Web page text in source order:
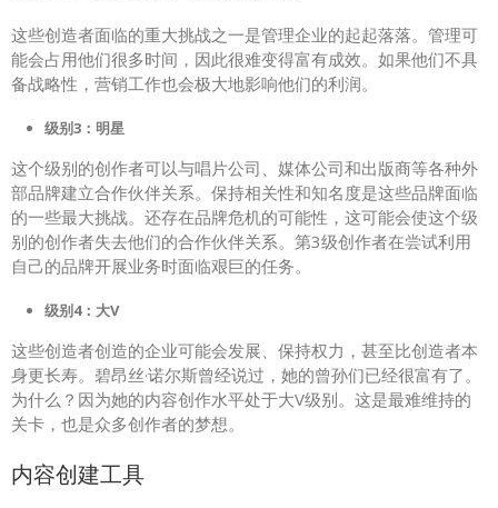
这些创造者面临的重大挑战之一是管理企业的起起落落。管理可
能会占用他们很多时间，因此很难变得富有成效。如果他们不具
备战略性，营销工作也会极大地影响他们的利润。
级别3：明星
这个级别的创作者可以与唱片公司、媒体公司和出版商等各种外
部品牌建立合作伙伴关系。保持相关性和知名度是这些品牌面临
的一些最大挑战。还存在品牌危机的可能性，这可能会使这个级
别的创作者失去他们的合作伙伴关系。第3级创作者在尝试利用
自己的品牌开展业务时面临艰巨的任务。
级别4：大V
这些创造者创造的企业可能会发展、保持权力，甚至比创造者本
身更长寿。碧昂丝·诺尔斯曾经说过，她的曾孙们已经很富有了。
为什么？因为她的内容创作水平处于大V级别。这是最难维持的
关卡，也是众多创作者的梦想。
内容创建工具